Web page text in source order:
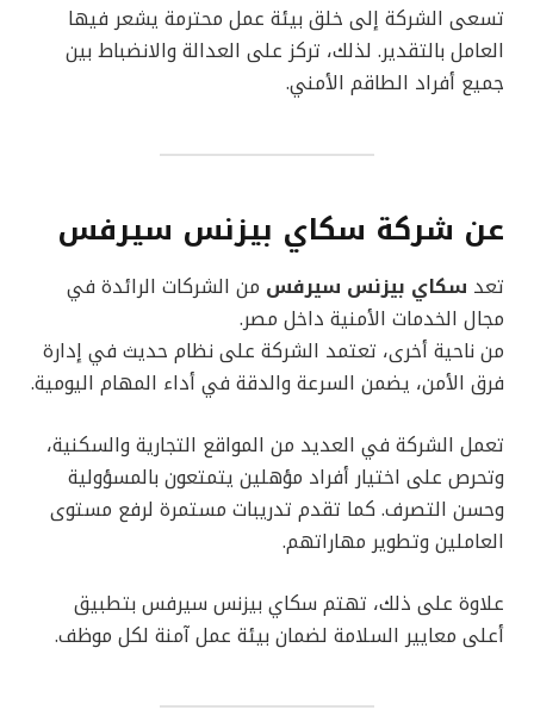
تسعى الشركة إلى خلق بيئة عمل محترمة يشعر فيها
العامل بالتقدير. لذلك، تركز على العدالة والانضباط بين
جميع أفراد الطاقم الأمني.
عن شركة سكاي بيزنس سيرفس
تعد سكاي بيزنس سيرفس من الشركات الرائدة في
مجال الخدمات الأمنية داخل مصر.
من ناحية أخرى، تعتمد الشركة على نظام حديث في إدارة
فرق الأمن، يضمن السرعة والدقة في أداء المهام اليومية.
تعمل الشركة في العديد من المواقع التجارية والسكنية،
وتحرص على اختيار أفراد مؤهلين يتمتعون بالمسؤولية
وحسن التصرف. كما تقدم تدريبات مستمرة لرفع مستوى
العاملين وتطوير مهاراتهم.
علاوة على ذلك، تهتم سكاي بيزنس سيرفس بتطبيق
أعلى معايير السلامة لضمان بيئة عمل آمنة لكل موظف.